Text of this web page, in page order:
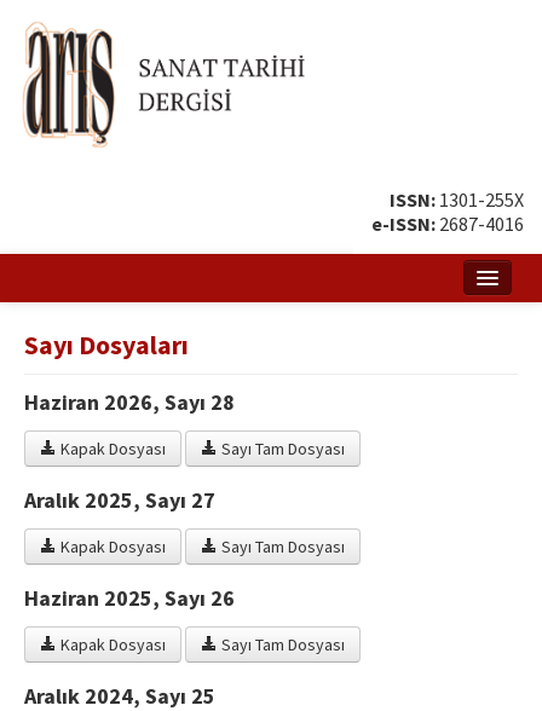
ISSN: 1301-255X
e-ISSN: 2687-4016
Hakkında
Amaç ve Kapsam
Yayın ve Editör Kurulu
Yazar Rehberi
Hakem Rehberi
Yayın Politikaları
İletişim
Sayı Dosyaları
Haziran 2026, Sayı 28
Kapak Dosyası Sayı Tam Dosyası
Aralık 2025, Sayı 27
Kapak Dosyası Sayı Tam Dosyası
Haziran 2025, Sayı 26
Kapak Dosyası Sayı Tam Dosyası
Aralık 2024, Sayı 25